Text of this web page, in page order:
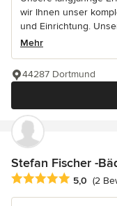
wir Ihnen unser
und Einrichtung.
Mehr
44287 Dortmund
Stefan Fischer -
Durchschnittliche
5,0 (2